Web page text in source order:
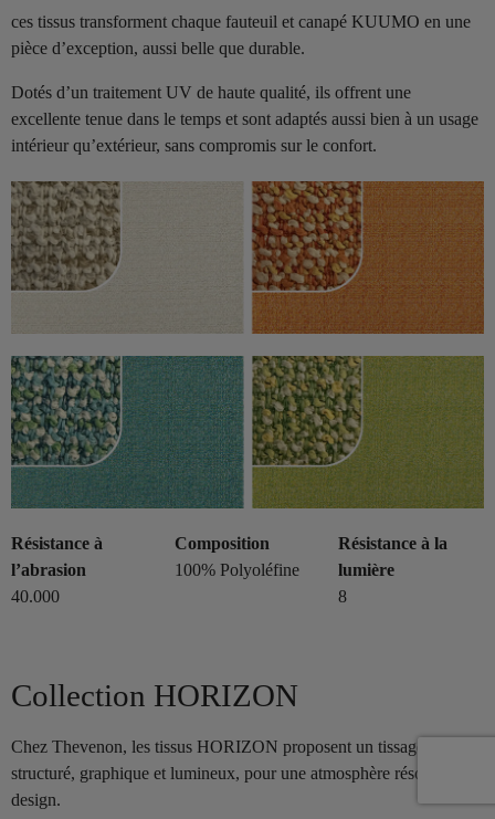
ces tissus transforment chaque fauteuil et canapé KUUMO en une
pièce d’exception, aussi belle que durable.
Dotés d’un traitement UV de haute qualité, ils offrent une
excellente tenue dans le temps et sont adaptés aussi bien à un usage
intérieur qu’extérieur, sans compromis sur le confort.
Résistance à
l’abrasion
40.000
Composition
100% Polyoléfine
Résistance à la
lumière
8
Collection HORIZON
Chez Thevenon, les tissus HORIZON proposent un tissage
structuré, graphique et lumineux, pour une atmosphère résolument
design.